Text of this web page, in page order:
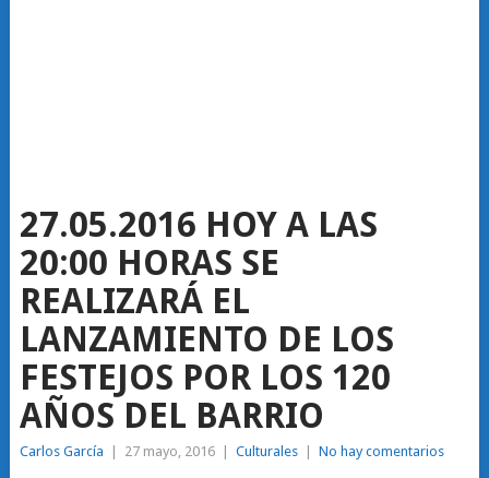
27.05.2016 HOY A LAS
20:00 HORAS SE
REALIZARÁ EL
LANZAMIENTO DE LOS
FESTEJOS POR LOS 120
AÑOS DEL BARRIO
Carlos García 27 mayo, 2016 Culturales No hay comentarios